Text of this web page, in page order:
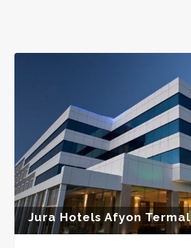
Jura Hotels Afyon Termal